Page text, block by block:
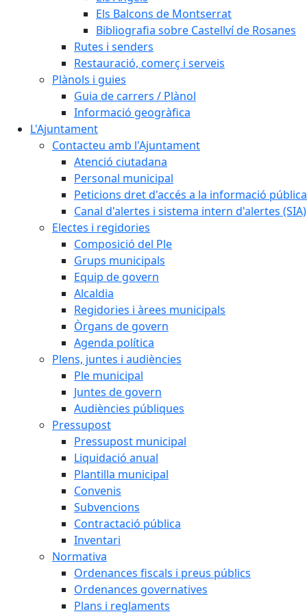
Els Balcons de Montserrat
Bibliografia sobre Castellví de Rosanes
Rutes i senders
Restauració, comerç i serveis
Plànols i guies
Guia de carrers / Plànol
Informació geogràfica
L'Ajuntament
Contacteu amb l'Ajuntament
Atenció ciutadana
Personal municipal
Peticions dret d'accés a la informació pública
Canal d'alertes i sistema intern d'alertes (SIA)
Electes i regidories
Composició del Ple
Grups municipals
Equip de govern
Alcaldia
Regidories i àrees municipals
Òrgans de govern
Agenda política
Plens, juntes i audiències
Ple municipal
Juntes de govern
Audiències públiques
Pressupost
Pressupost municipal
Liquidació anual
Plantilla municipal
Convenis
Subvencions
Contractació pública
Inventari
Normativa
Ordenances fiscals i preus públics
Ordenances governatives
Plans i reglaments